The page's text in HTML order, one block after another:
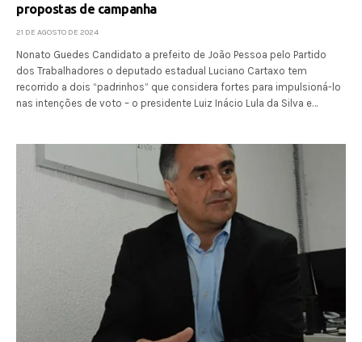
propostas de campanha
21 DE AGOSTO DE 2024
Nonato Guedes Candidato a prefeito de João Pessoa pelo Partido
dos Trabalhadores o deputado estadual Luciano Cartaxo tem
recorrido a dois “padrinhos” que considera fortes para impulsioná-lo
nas intenções de voto – o presidente Luiz Inácio Lula da Silva e…